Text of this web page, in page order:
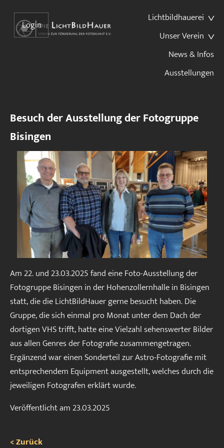
Lichtbildhauerei
Unser Verein
News & Infos
Ausstellungen
Login
Besuch der Ausstellung der Fotogruppe
Bisingen
Am 22. und 23.03.2025 fand eine Foto-Ausstellung der
Fotogruppe Bisingen in der Hohenzollernhalle in Bisingen
statt, die die LichtBildHauer gerne besucht haben. Die
Gruppe, die sich einmal pro Monat unter dem Dach der
dortigen VHS trifft, hatte eine Vielzahl sehenswerter Bilder
aus allen Genres der Fotografie zusammengetragen.
Ergänzend war einen Sonderteil zur Astro-Fotografie mit
entsprechendem Equipment ausgestellt, welches durch die
jeweiligen Fotografen erklärt wurde.
Veröffentlicht am23.03.2025
< Zurück